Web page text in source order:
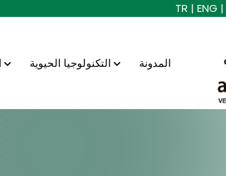
TR | ENG |
المدونة